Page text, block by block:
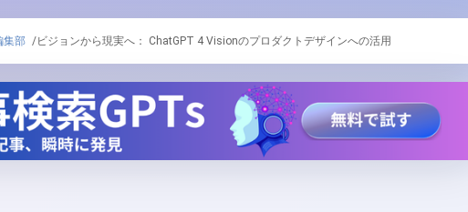
集部 /ビジョンから現実へ： ChatGPT 4 Visionのプロダクトデザインへの活用